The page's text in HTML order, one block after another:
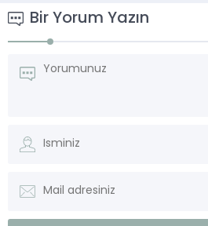
Bir Yorum Yazın